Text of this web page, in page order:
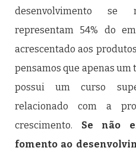
desenvolvimento se
representam 54% do
acrescentado aos
pensamos que apenas
possui um curso
relacionado com a
crescimento. Se não
fomento ao